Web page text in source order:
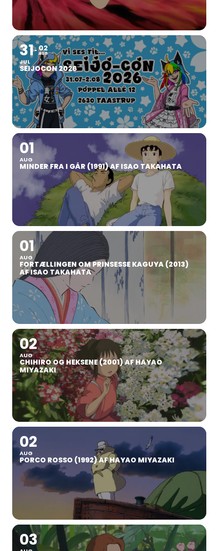
31
JUL
02
AUG
SEIJOCON 2026
01
AUG
MINDER FRA I GÅR (1991) AF ISAO TAKAHATA
01
AUG
FORTÆLLINGEN OM PRINSESSE KAGUYA (2013)
AF ISAO TAKAHATA
02
AUG
CHIHIRO OG HEKSENE (2001) AF HAYAO
MIYAZAKI
02
AUG
PORCO ROSSO (1992) AF HAYAO MIYAZAKI
03